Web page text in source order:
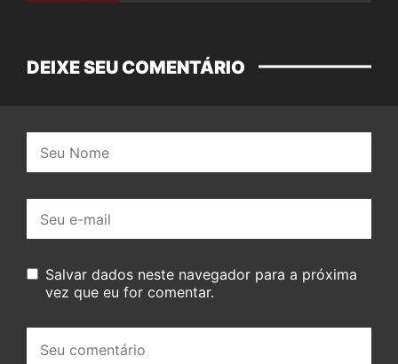
DEIXE SEU COMENTÁRIO
mail:
Salvar dados neste navegador para a próxima
vez que eu for comentar.
comentário: